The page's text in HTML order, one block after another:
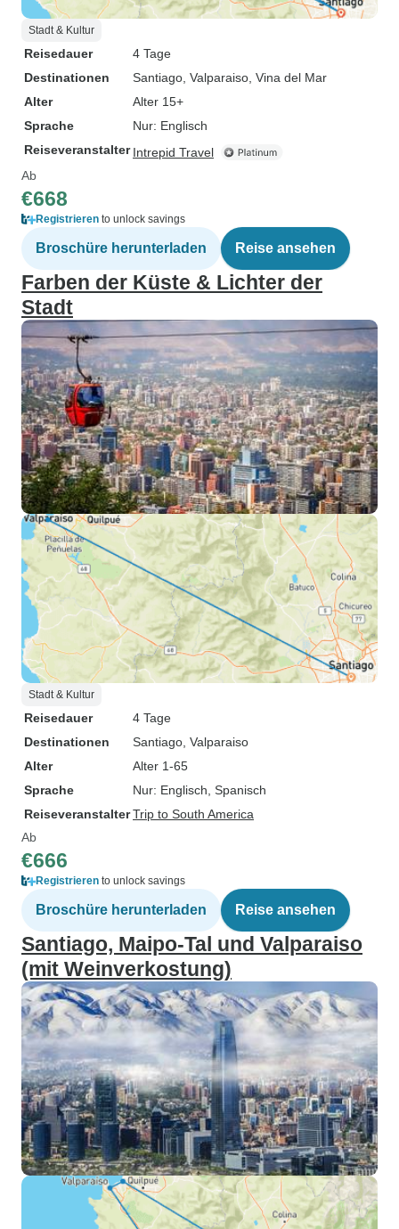
Stadt & Kultur
Reisedauer
4 Tage
Destinationen
Santiago , Valparaiso , Vina del Mar
Alter
Alter 15+
Sprache
Nur: Englisch
Reiseveranstalter Intrepid Travel
Ab
€668
Registrieren to unlock savings
Broschüre herunterladen Reise ansehen
Farben der Küste & Lichter der
Stadt
Stadt & Kultur
Reisedauer
4 Tage
Destinationen
Santiago , Valparaiso
Alter
Alter 1-65
Sprache
Nur: Englisch, Spanisch
ReiseveranstalterTrip to South America
Ab
€666
Registrieren to unlock savings
Broschüre herunterladen Reise ansehen
Santiago, Maipo-Tal und Valparaiso
(mit Weinverkostung)